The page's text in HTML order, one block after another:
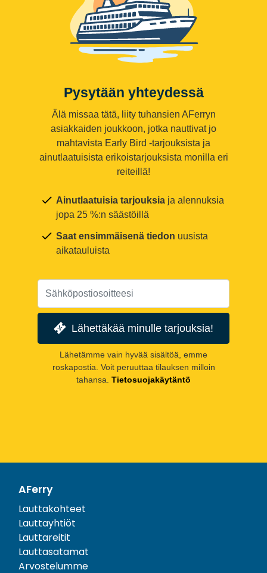
Pysytään yhteydessä
Älä missaa tätä, liity tuhansien AFerryn
asiakkaiden joukkoon, jotka nauttivat jo
mahtavista Early Bird -tarjouksista ja
ainutlaatuisista erikoistarjouksista monilla eri
reiteillä!
Ainutlaatuisia tarjouksia ja alennuksia
jopa 25 %:n säästöillä
Saat ensimmäisenä tiedon uusista
aikatauluista
Lähettäkää minulle tarjouksia!
Lähetämme vain hyvää sisältöä, emme
roskapostia. Voit peruuttaa tilauksen milloin
tahansa. Tietosuojakäytäntö
AFerry
Lauttakohteet
Lauttayhtiöt
Lauttareitit
Lauttasatamat
Arvostelumme